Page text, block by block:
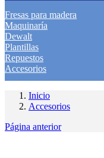
Fresas para madera
Maquinaría
Dewalt
Plantillas
Repuestos
Accesorios
Inicio
Accesorios
Página anterior